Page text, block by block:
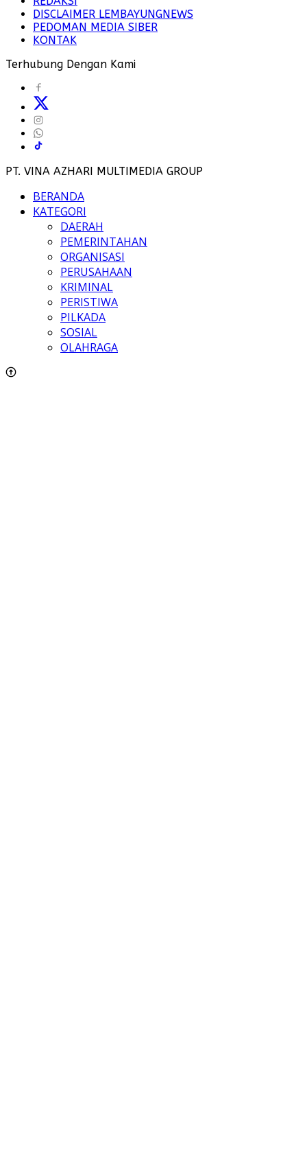
DISCLAIMER LEMBAYUNGNEWS
PEDOMAN MEDIA SIBER
KONTAK
Terhubung Dengan Kami
PT. VINA AZHARI MULTIMEDIA GROUP
BERANDA
KATEGORI
DAERAH
PEMERINTAHAN
ORGANISASI
PERUSAHAAN
KRIMINAL
PERISTIWA
PILKADA
SOSIAL
OLAHRAGA